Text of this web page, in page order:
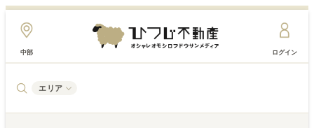
中部 ログイン
エリア